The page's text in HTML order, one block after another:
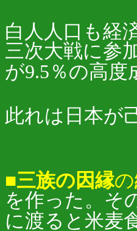
白人人口も経
三次大戦に参
が9.5％の高
此れは日本が
■三族の因縁の
を作った。そ
に渡ると米麦